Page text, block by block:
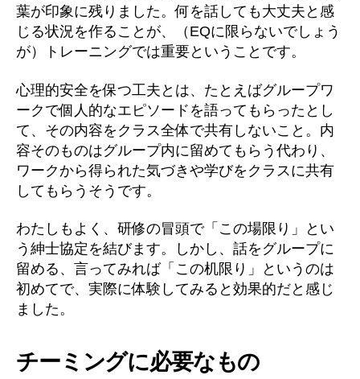
葉が印象に残りました。何を話しても大丈夫と感
じる状況を作ることが、（EQに限らないでしょう
が）トレーニングでは重要ということです。
心理的安全を保つ工夫とは、たとえばグループワ
ークで個人的なエピソードを語ってもらったとし
て、その内容をクラス全体で共有しないこと。内
容そのものはグループ内に留めてもらう代わり、
ワークから得られた気づきや学びをクラスに共有
してもらうそうです。
わたしもよく、研修の冒頭で「この場限り」とい
う紳士協定を結びます。しかし、話をグループに
留める、言ってみれば「この机限り」というのは
初めてで、実際に体験してみると効果的だと感じ
ました。
チーミングに必要なもの